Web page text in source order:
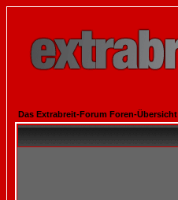
Das Extrabreit-Forum Foren-Übersicht